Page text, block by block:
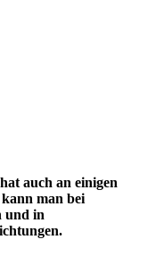
auch an einigen
kann man bei
und in